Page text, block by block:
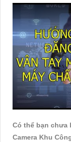
Có thể bạn chưa
Camera Khu